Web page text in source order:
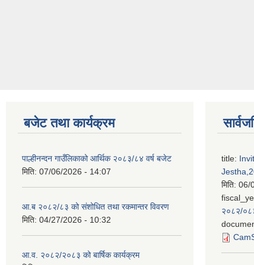
बजेट तथा कार्यक्रम
पाल्हीनन्दन गाउँलिकाको आर्थिक २०८३/८४ वर्ष बजेट
मिति: 07/06/2026 - 14:07
आ.ब २०८२/८३ को संशोधित तथा रकमान्तर विवरण
मिति: 04/27/2026 - 10:32
आ.व. २०८२/२०८३ को बार्षिक कार्यक्रम
title:
मिति: 06/
२०८२/